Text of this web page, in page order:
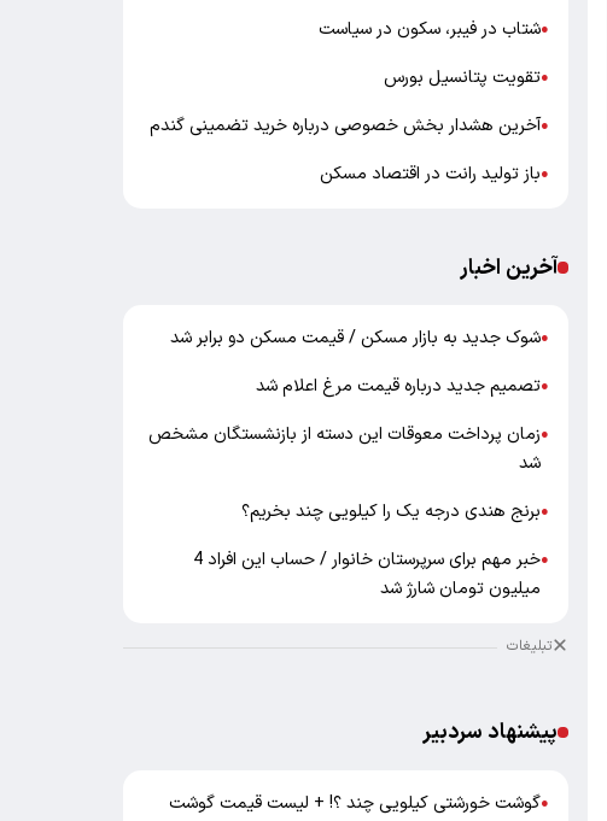
●شتاب در فیبر، سکون در سیاست
●تقویت پتانسیل بورس
●آخرین هشدار بخش خصوصی درباره خرید تضمینی گندم
●باز تولید رانت در اقتصاد مسکن
آخرین اخبار
●شوک جدید به بازار مسکن / قیمت مسکن دو برابر شد
●تصمیم جدید درباره قیمت مرغ اعلام شد
●زمان پرداخت معوقات این دسته از بازنشستگان مشخص
شد
●برنج هندی درجه یک را کیلویی چند بخریم؟
●
خبر مهم برای سرپرستان خانوار / حساب این افراد 4
میلیون تومان شارژ شد
تبلیغات
پیشنهاد سردبیر
●گوشت خورشتی کیلویی چند ؟! + لیست قیمت گوشت